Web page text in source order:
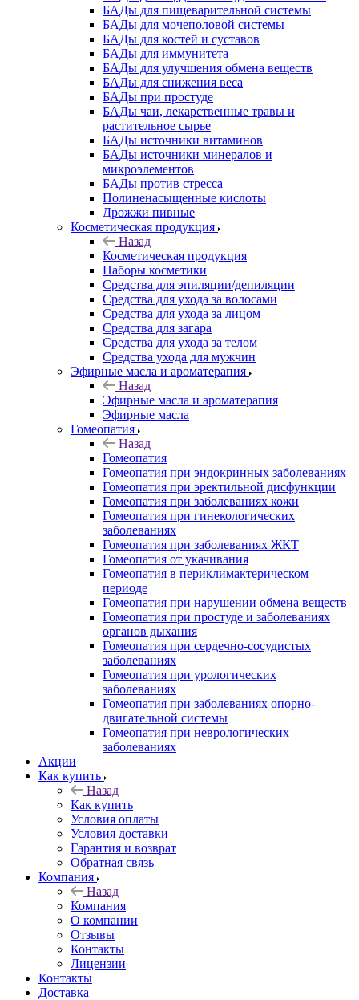
БАДы для пищеварительной системы
БАДы для мочеполовой системы
БАДы для костей и суставов
БАДы для иммунитета
БАДы для улучшения обмена веществ
БАДы для снижения веса
БАДы при простуде
БАДы чаи, лекарственные травы и
растительное сырье
БАДы источники витаминов
БАДы источники минералов и
микроэлементов
БАДы против стресса
Полиненасыщенные кислоты
Дрожжи пивные
Косметическая продукция
Назад
Косметическая продукция
Наборы косметики
Средства для эпиляции/депиляции
Средства для ухода за волосами
Средства для ухода за лицом
Средства для загара
Средства для ухода за телом
Средства ухода для мужчин
Эфирные масла и ароматерапия
Назад
Эфирные масла и ароматерапия
Эфирные масла
Гомеопатия
Назад
Гомеопатия
Гомеопатия при эндокринных заболеваниях
Гомеопатия при эректильной дисфункции
Гомеопатия при заболеваниях кожи
Гомеопатия при гинекологических
заболеваниях
Гомеопатия при заболеваниях ЖКТ
Гомеопатия от укачивания
Гомеопатия в периклимактерическом
периоде
Гомеопатия при нарушении обмена веществ
Гомеопатия при простуде и заболеваниях
органов дыхания
Гомеопатия при сердечно-сосудистых
заболеваниях
Гомеопатия при урологических
заболеваниях
Гомеопатия при заболеваниях опорно-
двигательной системы
Гомеопатия при неврологических
заболеваниях
Акции
Как купить
Назад
Как купить
Условия оплаты
Условия доставки
Гарантия и возврат
Обратная связь
Компания
Назад
Компания
О компании
Отзывы
Контакты
Лицензии
Контакты
Доставка